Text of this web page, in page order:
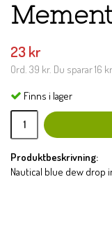
23 kr
Ord. 39 kr. Du sparar16 kr
Finns i lager
Produktbeskrivning:
Nautical blue dew drop